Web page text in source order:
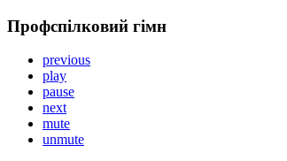
Профспілковий гімн
previous
play
pause
next
mute
unmute